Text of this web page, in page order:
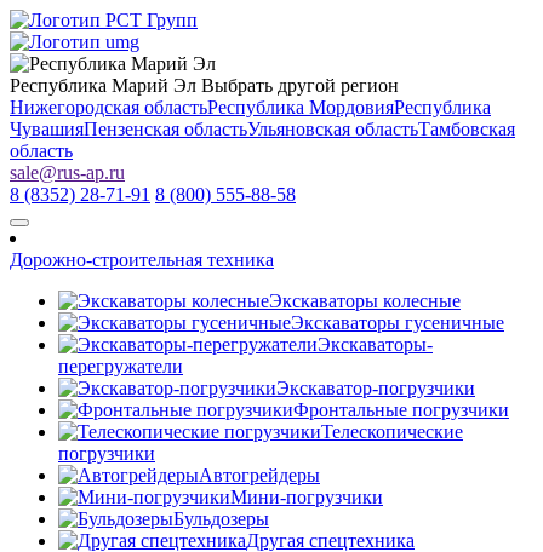
Республика Марий Эл Выбрать другой регион
Нижегородская областьРеспублика МордовияРеспублика
ЧувашияПензенская областьУльяновская областьТамбовская
область
sale@rus-ap.ru
8 (8352) 28-71-91 8 (800) 555-88-58
Дорожно-строительная техника
Экскаваторы колесные
Экскаваторы гусеничные
Экскаваторы-
перегружатели
Экскаватор-погрузчики
Фронтальные погрузчики
Телескопические
погрузчики
Автогрейдеры
Мини-погрузчики
Бульдозеры
Другая спецтехника